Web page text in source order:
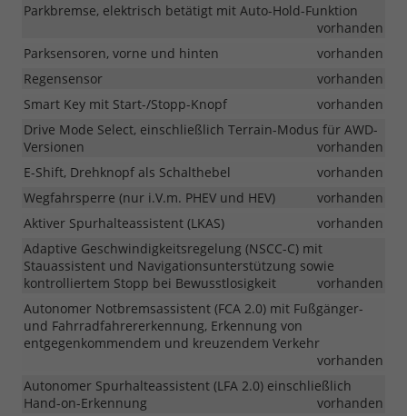
Parkbremse, elektrisch betätigt mit Auto-Hold-Funktion
vorhanden
Parksensoren, vorne und hinten
vorhanden
Regensensor
vorhanden
Smart Key mit Start-/Stopp-Knopf
vorhanden
Drive Mode Select, einschließlich Terrain-Modus für AWD-
Versionen
vorhanden
E-Shift, Drehknopf als Schalthebel
vorhanden
Wegfahrsperre (nur i.V.m. PHEV und HEV)
vorhanden
Aktiver Spurhalteassistent (LKAS)
vorhanden
Adaptive Geschwindigkeitsregelung (NSCC-C) mit
Stauassistent und Navigationsunterstützung sowie
kontrolliertem Stopp bei Bewusstlosigkeit
vorhanden
Autonomer Notbremsassistent (FCA 2.0) mit Fußgänger-
und Fahrradfahrererkennung, Erkennung von
entgegenkommendem und kreuzendem Verkehr
vorhanden
Autonomer Spurhalteassistent (LFA 2.0) einschließlich
Hand-on-Erkennung
vorhanden